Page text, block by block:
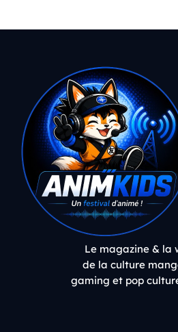
Le magazine & la
de la culture
gaming et pop